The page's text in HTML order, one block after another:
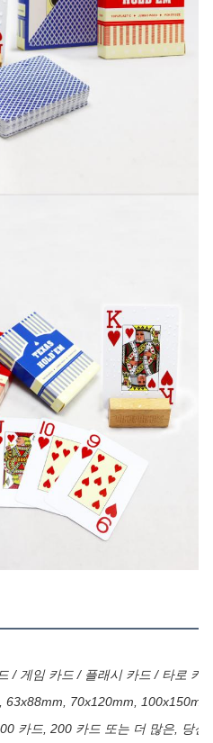
/ 게임 카드 / 플래시 카드 / 타로 카
63x88mm, 70x120mm,
카드, 200 카드 또는 더 많은, 당신